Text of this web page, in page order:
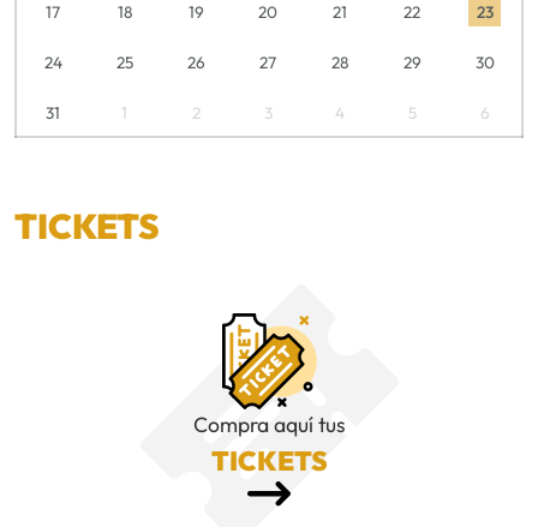
17 18 19 20 21 22 23
24 25 26 27 28 29 30
31 1 2 3 4 5 6
TICKETS
Compra aquí tus
TICKETS